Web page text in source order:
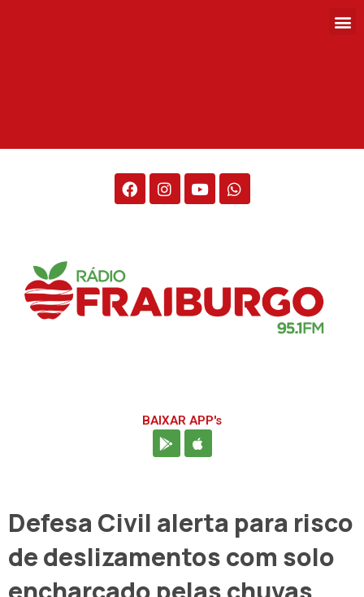
BAIXAR APP's
Defesa Civil alerta para risco
de deslizamentos com solo